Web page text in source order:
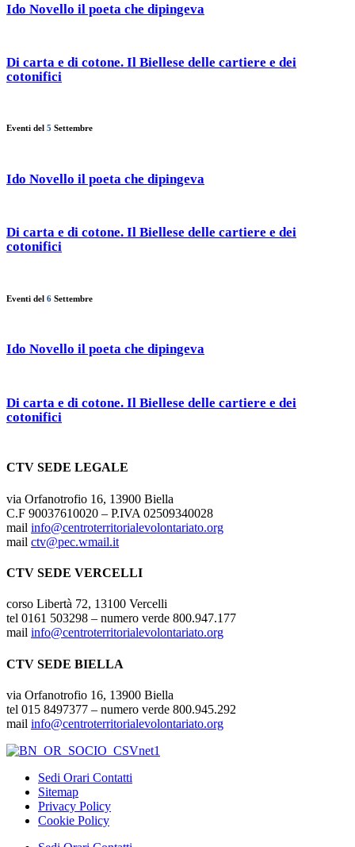
Ido Novello il poeta che dipingeva
Di carta e di cotone. Il Biellese delle cartiere e dei
cotonifici
Eventi del 5 Settembre
Ido Novello il poeta che dipingeva
Di carta e di cotone. Il Biellese delle cartiere e dei
cotonifici
Eventi del 6 Settembre
Ido Novello il poeta che dipingeva
Di carta e di cotone. Il Biellese delle cartiere e dei
cotonifici
CTV SEDE LEGALE
via Orfanotrofio 16, 13900 Biella
C.F 90037610020 – P.IVA 02509340028
mail info@centroterritorialevolontariato.org
mail ctv@pec.wmail.it
CTV SEDE VERCELLI
corso Libertà 72, 13100 Vercelli
tel 0161 503298 – numero verde 800.947.177
mail info@centroterritorialevolontariato.org
CTV SEDE BIELLA
via Orfanotrofio 16, 13900 Biella
tel 015 8497377 – numero verde 800.945.292
mail info@centroterritorialevolontariato.org
Sedi Orari Contatti
Sitemap
Privacy Policy
Cookie Policy